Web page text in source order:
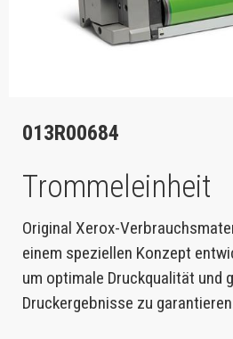
013R00684
Trommeleinheit
Original Xerox-
einem speziellen Konzept
um optimale Druckqualität und
Druckergebnisse zu